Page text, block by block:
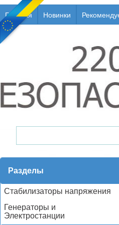
Главная Новинки
Разделы
Стабилизаторы напряжения
Генераторы и
Электростанции